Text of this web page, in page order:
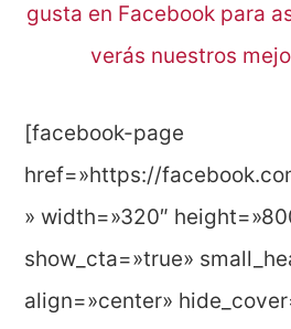
gusta en Facebook para
verás nuestros
[facebook-page
href=»https://
» width=»320″
show_cta=»true»
align=»center»